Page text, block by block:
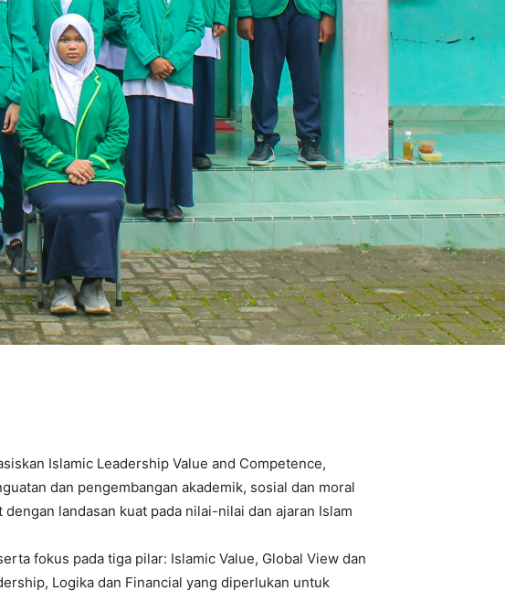
Islamic Leadership Value and Competence,
dan pengembangan akademik, sosial dan moral
landasan kuat pada nilai-nilai dan ajaran Islam
fokus pada tiga pilar: Islamic Value, Global View dan
Logika dan Financial yang diperlukan untuk